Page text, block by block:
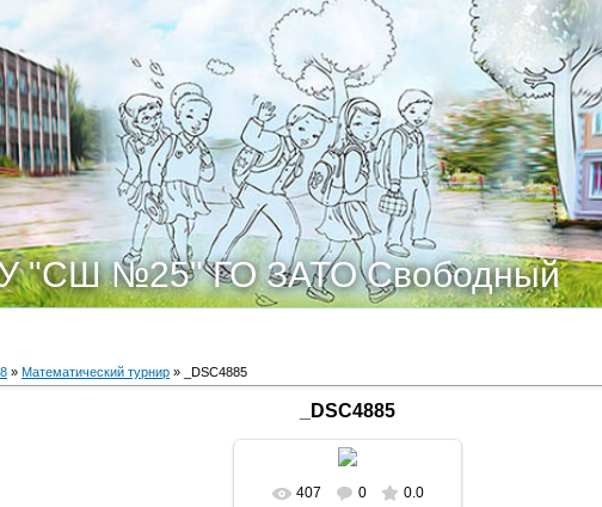
"СШ №25" ГО ЗАТО Свободный
» Математический турнир » _DSC4885
_DSC4885
407 0 0.0